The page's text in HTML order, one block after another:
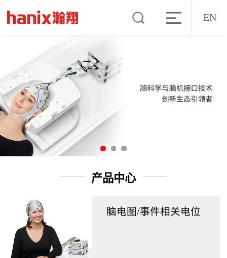
EN
产品中心
脑电图/事件相关电位